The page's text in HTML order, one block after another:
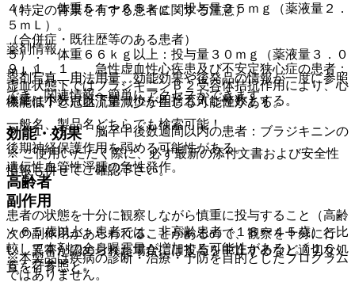
（特定の背景を有する患者に関する注意）
（合併症・既往歴等のある患者）
９．１．１． 急性虚血性心疾患及び不安定狭心症の患者：
虚血状態下ではブラジキニンＢ２受容体拮抗作用により、心
機能低下と冠血流量減少が生じる可能性がある。
９．１．２． 脳卒中後数週間以内の患者：ブラジキニンの
後期神経保護作用を弱める可能性がある。
高齢者
患者の状態を十分に観察しながら慎重に投与すること（高齢
＜６５歳以上＞患者では、非高齢患者（１８〜４５歳）と比
較して本剤の全身曝露量が増加する可能性がある）〔１６．
６．２参照〕。
４）． 体重５１〜６５ｋｇ：投与量２５ｍｇ（薬液量２．
５ｍＬ）。
５）． 体重６６ｋｇ以上：投与量３０ｍｇ（薬液量３．０
ｍＬ）。
体重は小数点以下第一位を四捨五入し整数とする。
効能・効果
遺伝性血管性浮腫の急性発作。
副作用
次の副作用があらわれることがあるので、観察を十分に行
い、異常が認められた場合には投与を中止するなど適切な処
置を行うこと。
薬剤情報
薬剤写真、用法用量、効能効果や後発品の情報が一度に参照
でき、関連情報へ簡単にアクセスができます。
一般名、製品名どちらでも検索可能！
※ ご使用いただく際に、必ず最新の添付文書および安全性
情報も併せてご確認下さい。
※本製品は疾病の診断・治療・予防を目的としたプログラム
ではありません。